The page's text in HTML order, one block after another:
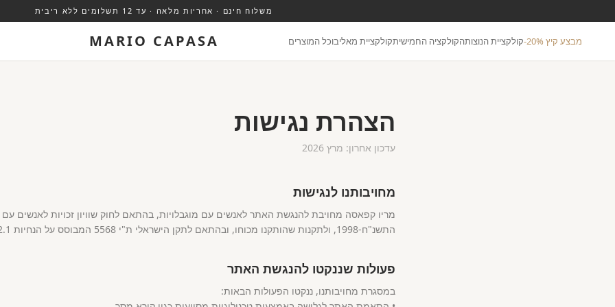
משלוח חינם · אחריות מלאה · עד 12 תשלומים ללא ריבית
מבצע קיץ 20%- קולקציית הנוצותהקולקציה החמישיתקולקציית מאליבוכל המוצרים MARIO CAPASA
הצהרת נגישות
עדכון אחרון: מרץ 2026
מחויבותנו לנגישות
מריו קפאסה מחויבת להנגשת האתר לאנשים עם מוגבלויות, בהתאם לחוק שוויון זכויות לאנשים עם
התשנ"ח-1998, ולתקנות שהותקנו מכוחו, ובהתאם לתקן הישראלי ת"י 5568 המבוסס על הנחיות WCAG 2.1 ברמת AA.
פעולות שננקטו להנגשת האתר